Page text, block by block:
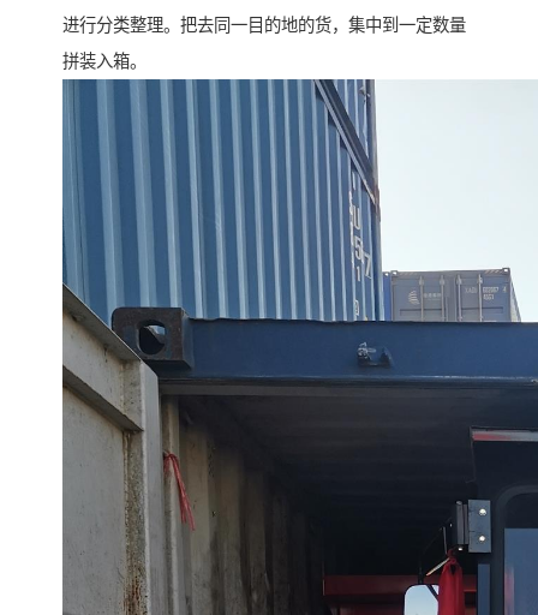
进行分类整理。把去同一目的地的货，集中到一定数量
拼装入箱。